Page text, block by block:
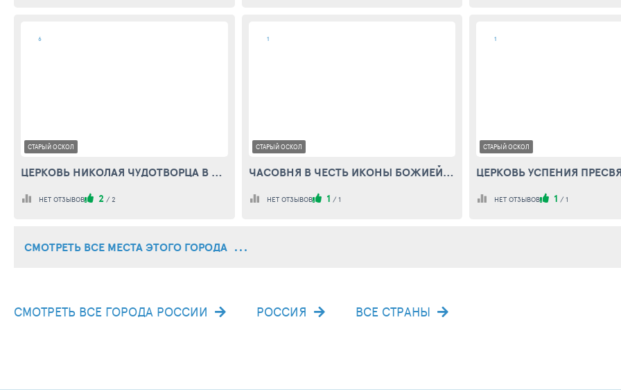
6
СТАРЫЙ ОСКОЛ
ЦЕРКОВЬ НИКОЛАЯ ЧУДОТВОРЦА В НЕЗНАМОВО
НЕТ ОТЗЫВОВ 2 / 2
1
СТАРЫЙ ОСКОЛ
ЧАСОВНЯ В ЧЕСТЬ ИКОНЫ БОЖИЕЙ МАТЕРИ "ВСЕХ СКОРБЯЩИХ РАДОСТЬ" В НЕЗНАМОВО
НЕТ ОТЗЫВОВ 1 / 1
1
СТАРЫЙ ОСКОЛ
НЕТ ОТЗЫВОВ 1 / 1
СМОТРЕТЬ ВСЕ МЕСТА ЭТОГО ГОРОДА
СМОТРЕТЬ ВСЕ ГОРОДА РОССИИ РОССИЯ ВСЕ СТРАНЫ